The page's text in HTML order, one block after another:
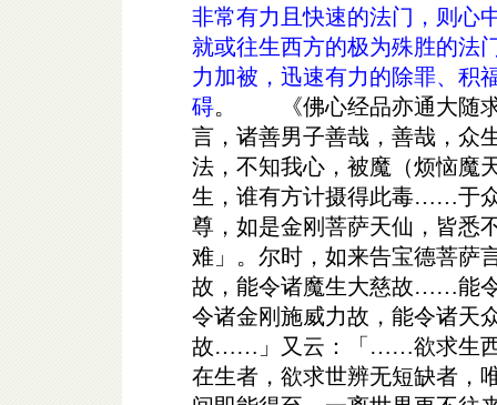
非常有力且快速的法门，则心
就或往生西方的极为殊胜的法
力加被，迅速有力的除罪、积
碍。 《佛心经品亦通大随求
言，诸善男子善哉，善哉，众
法，不知我心，被魔（烦恼魔
生，谁有方计摄得此毒……于
尊，如是金刚菩萨天仙，皆悉
难」。尔时，如来告宝德菩萨
故，能令诸魔生大慈故……能
令诸金刚施威力故，能令诸天
故……」又云：「……欲求生西
在生者，欲求世辨无短缺者，